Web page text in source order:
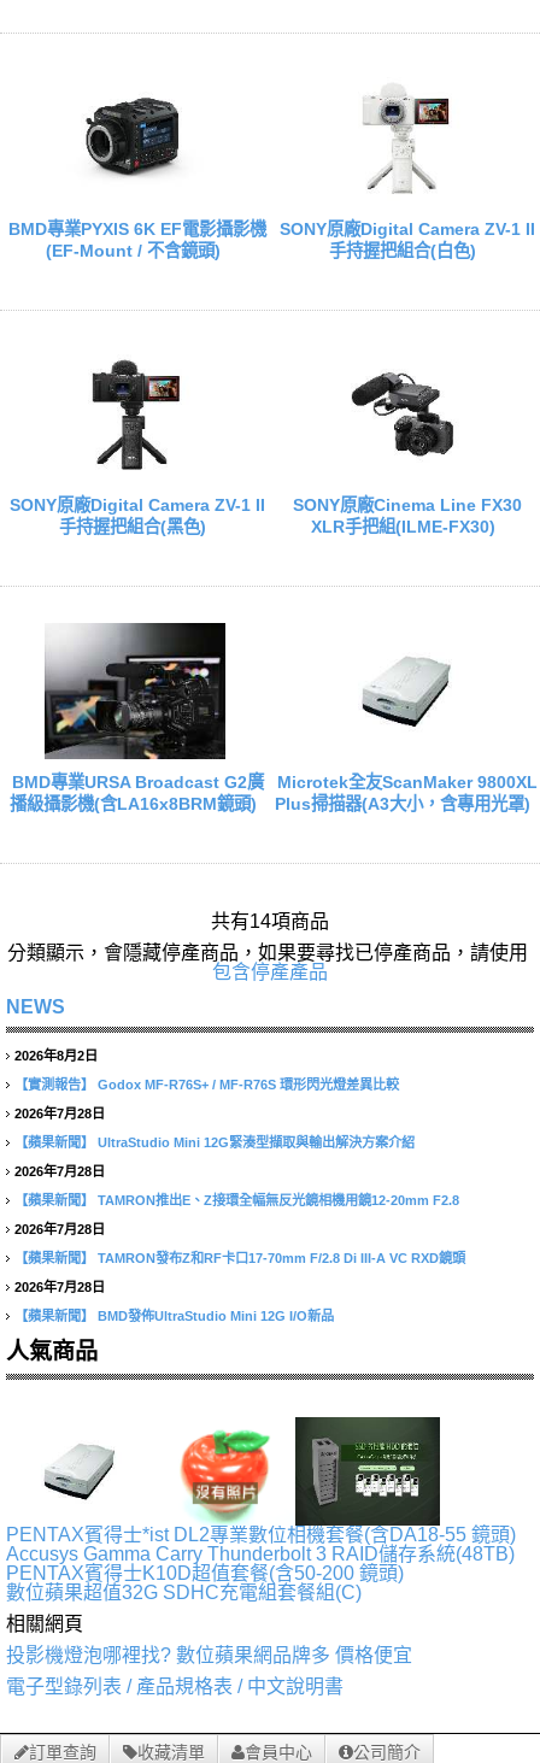
BMD專業PYXIS 6K EF電影攝影機
(EF-Mount / 不含鏡頭)
SONY原廠Digital Camera ZV-1 II
手持握把組合(白色)
SONY原廠Digital Camera ZV-1 II
手持握把組合(黑色)
SONY原廠Cinema Line FX30
XLR手把組(ILME-FX30)
BMD專業URSA Broadcast G2廣
播級攝影機(含LA16x8BRM鏡頭)
Microtek全友ScanMaker 9800XL
Plus掃描器(A3大小，含專用光罩)
共有14項商品
分類顯示，會隱藏停產商品，如果要尋找已停產商品，請使用
包含停產產品
NEWS
2026年8月2日
【實測報告】
Godox MF-R76S+ / MF-R76S 環形閃光燈差異比較
2026年7月28日
【蘋果新聞】
UltraStudio Mini 12G緊湊型擷取與輸出解決方案介紹
2026年7月28日
【蘋果新聞】
TAMRON推出E、Z接環全幅無反光鏡相機用鏡12-20mm F2.8
2026年7月28日
【蘋果新聞】
TAMRON發布Z和RF卡口17-70mm F/2.8 Di III-A VC RXD鏡頭
2026年7月28日
【蘋果新聞】
BMD發佈UltraStudio Mini 12G I/O新品
人氣商品
PENTAX賓得士*ist DL2專業數位相機套餐(含DA18-55 鏡頭)
Accusys Gamma Carry Thunderbolt 3 RAID儲存系統(48TB)
PENTAX賓得士K10D超值套餐(含50-200 鏡頭)
數位蘋果超值32G SDHC充電組套餐組(C)
相關網頁
投影機燈泡哪裡找? 數位蘋果網品牌多 價格便宜
電子型錄列表 / 產品規格表 / 中文說明書
訂單查詢 收藏清單 會員中心 公司簡介